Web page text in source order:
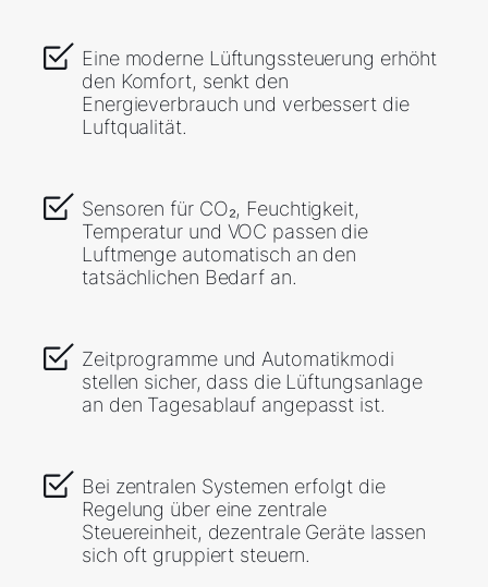
Eine moderne Lüftungssteuerung erhöht
den Komfort, senkt den
Energieverbrauch und verbessert die
Luftqualität.
Sensoren für CO₂, Feuchtigkeit,
Temperatur und VOC passen die
Luftmenge automatisch an den
tatsächlichen Bedarf an.
Zeitprogramme und Automatikmodi
stellen sicher, dass die Lüftungsanlage
an den Tagesablauf angepasst ist.
Bei zentralen Systemen erfolgt die
Regelung über eine zentrale
Steuereinheit, dezentrale Geräte lassen
sich oft gruppiert steuern.